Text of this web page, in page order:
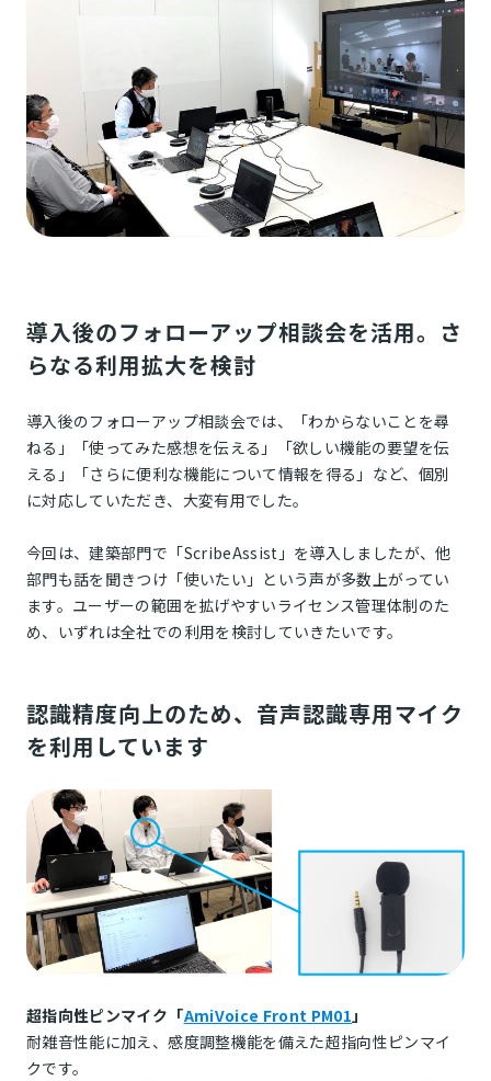
導入後のフォローアップ相談会を活用。さ
らなる利用拡大を検討
導入後のフォローアップ相談会では、「わからないことを尋
ねる」「使ってみた感想を伝える」「欲しい機能の要望を伝
える」「さらに便利な機能について情報を得る」など、個別
に対応していただき、大変有用でした。
今回は、建築部門で「ScribeAssist」を導入しましたが、他
部門も話を聞きつけ「使いたい」という声が多数上がってい
ます。ユーザーの範囲を拡げやすいライセンス管理体制のた
め、いずれは全社での利用を検討していきたいです。
認識精度向上のため、音声認識専用マイク
を利用しています
超指向性ピンマイク「AmiVoice Front PM01」
耐雑音性能に加え、感度調整機能を備えた超指向性ピンマイ
クです。